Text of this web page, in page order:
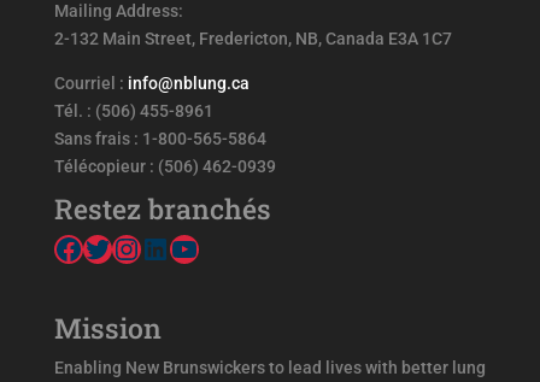
Mailing Address:
2-132 Main Street, Fredericton, NB, Canada E3A 1C7
Courriel : info@nblung.ca
Tél. : (506) 455-8961
Sans frais : 1-800-565-5864
Télécopieur : (506) 462-0939
Restez branchés
Facebook
Twitter
Instagram
LinkedIn
YouTube
Mission
Enabling New Brunswickers to lead lives with better lung